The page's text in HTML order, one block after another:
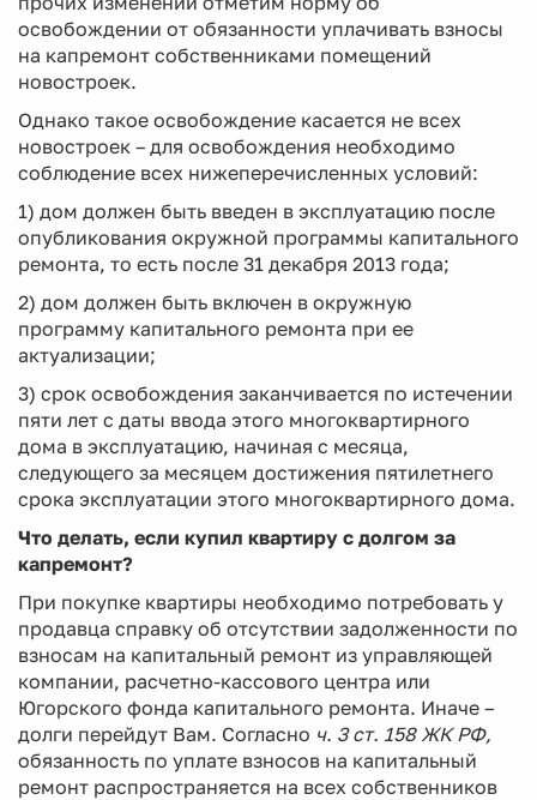
освобождении от обязанности уплачивать взносы
на капремонт собственниками помещений
новостроек.
Однако такое освобождение касается не всех
новостроек – для освобождения необходимо
соблюдение всех нижеперечисленных условий:
1) дом должен быть введен в эксплуатацию после
опубликования окружной программы капитального
ремонта, то есть после 31 декабря 2013 года;
2) дом должен быть включен в окружную
программу капитального ремонта при ее
актуализации;
3) срок освобождения заканчивается по истечении
пяти лет с даты ввода этого многоквартирного
дома в эксплуатацию, начиная с месяца,
следующего за месяцем достижения пятилетнего
срока эксплуатации этого многоквартирного дома.
Что делать, если купил квартиру с долгом за
капремонт?
При покупке квартиры необходимо потребовать у
продавца справку об отсутствии задолженности по
взносам на капитальный ремонт из управляющей
компании, расчетно-кассового центра или
Югорского фонда капитального ремонта. Иначе –
долги перейдут Вам. Согласно ч. 3 ст. 158 ЖК РФ,
обязанность по уплате взносов на капитальный
ремонт распространяется на всех собственников